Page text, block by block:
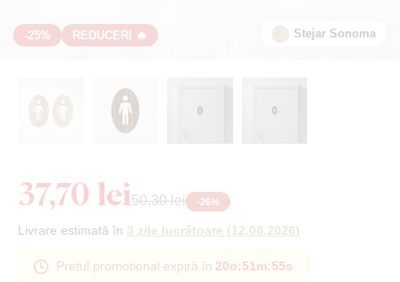
-25% REDUCERI 🔥 Stejar Sonoma
37,70 lei50,30 lei -26%
Livrare estimată în 3 zile lucrătoare (12.08.2026)
Prețul promoțional expiră în 20o:51m:55s